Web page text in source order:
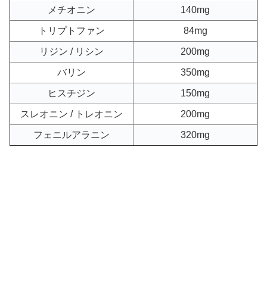
メチオニン 140mg
トリプトファン 84mg
リジン / リシン 200mg
バリン 350mg
ヒスチジン 150mg
スレオニン / トレオニン 200mg
フェニルアラニン 320mg